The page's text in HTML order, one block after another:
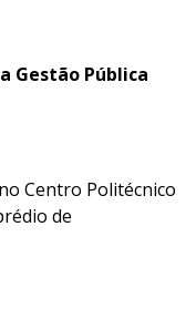
Gestão Pública
Centro Politécnico
de